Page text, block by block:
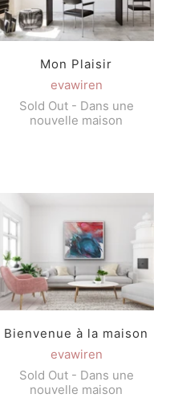
Mon Plaisir
evawiren
Sold Out - Dans une
nouvelle maison
Bienvenue à la maison
evawiren
Sold Out - Dans une
nouvelle maison